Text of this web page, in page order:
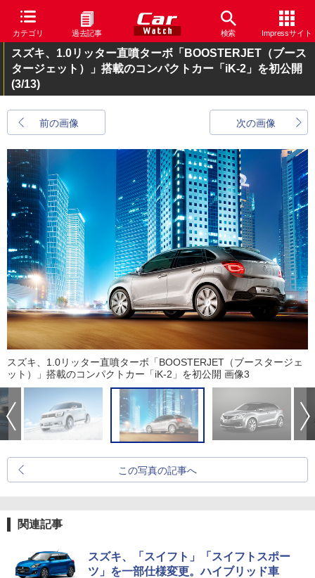
カテゴリ 過去記事 検索 Impressサイト
スズキ、1.0リッター直噴ターボ「BOOSTERJET（ブース
タージェット）」搭載のコンパクトカー「iK-2」を初公開
(3/13)
前の画像 次の画像
スズキ、1.0リッター直噴ターボ「BOOSTERJET（ブースタージェ
ット）」搭載のコンパクトカー「iK-2」を初公開 画像3
この写真の記事へ
関連記事
スズキ、「スイフト」「スイフトスポー
ツ」を一部仕様変更。ハイブリッド車